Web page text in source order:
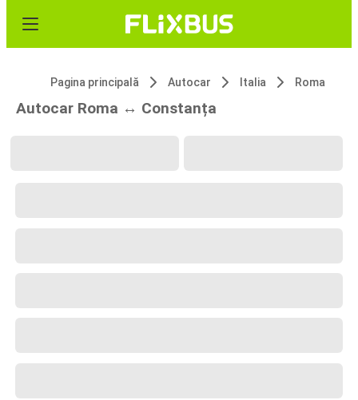
Pagina principală Autocar Italia Roma
Autocar Roma ↔ Constanța